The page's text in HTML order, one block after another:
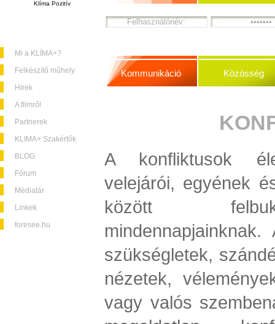
Klíma Pozitív
Mi a KLÍMA+?
Felkészítő műhely
Hírek
A filmről
Partnerek
KLIMA+ Szakértők
BLOG
Fórum
Médiatár
Linkek
foresee.hu
Kommunikáció Közösség
A konfliktusok
velejárói, egyének
között
szükségletek,
nézetek,
vagy valós